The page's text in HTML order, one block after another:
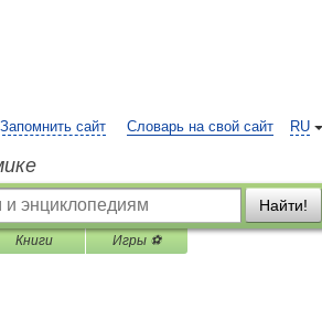
RU
Запомнить сайт Словарь на свой сайт
Найти!
Книги Игры ⚽